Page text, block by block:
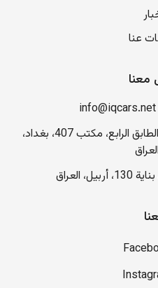
عنا
معنا
info@iqcars.net
شارع الرواد، عمارة بلو تاور الطابق الرابع، مكتب 407، بغداد،
العراق